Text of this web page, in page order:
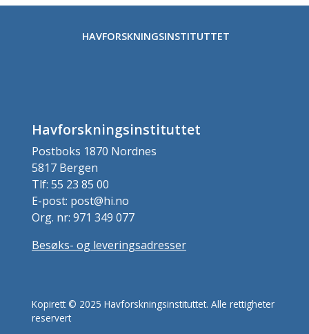
HAVFORSKNINGSINSTITUTTET
Havforskningsinstituttet
Postboks 1870 Nordnes
5817 Bergen
Tlf: 55 23 85 00
E-post: post@hi.no
Org. nr: 971 349 077
Besøks- og leveringsadresser
Kopirett © 2025 Havforskningsinstituttet. Alle rettigheter
reservert